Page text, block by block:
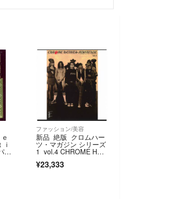
イ
行
ファッション/美容
新品 絶版 クロムハー
ツ・マガジン シリーズ
1 vol.4 CHROME HEA
¥23,333